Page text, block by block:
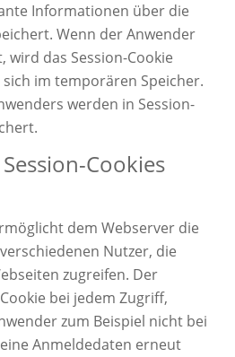
Informationen über die
Wenn der Anwender
wird das Session-Cookie
im temporären Speicher.
werden in Session-
Cookies
dem Webserver die
Nutzer, die
zugreifen. Der
bei jedem Zugriff,
zum Beispiel nicht bei
Anmeldedaten erneut